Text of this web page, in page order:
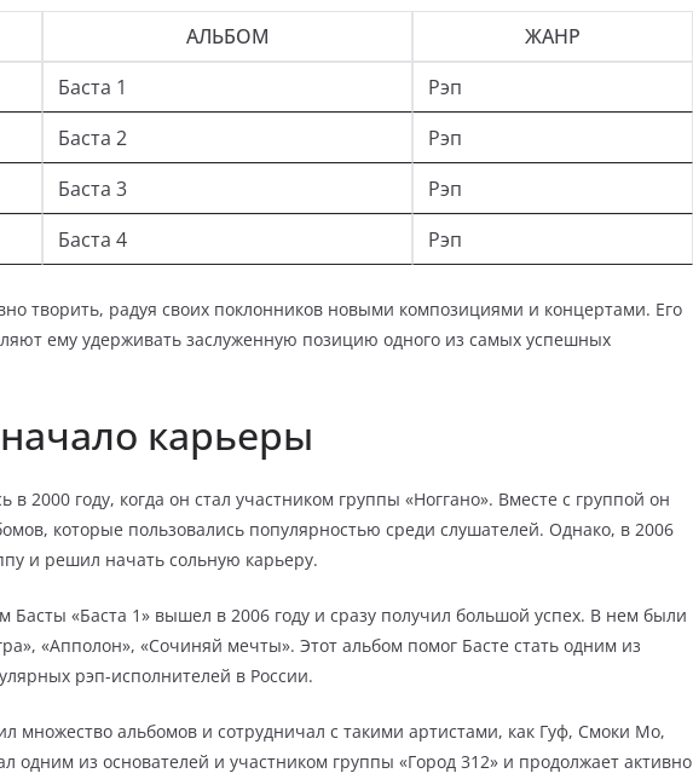
АЛЬБОМ
ЖАНР
Баста 1
Рэп
Баста 2
Рэп
Баста 3
Рэп
Баста 4 Рэп
творить, радуя своих поклонников новыми композициями и концертами. Его
ему удерживать заслуженную позицию одного из самых успешных
карьеры
в 2000 году, когда он стал участником группы «Ноггано». Вместе с группой он
которые пользовались популярностью среди слушателей. Однако, в 2006
и решил начать сольную карьеру.
Басты «Баста 1» вышел в 2006 году и сразу получил большой успех. В нем были
«Апполон», «Сочиняй мечты». Этот альбом помог Басте стать одним из
рэп-исполнителей в России.
множество альбомов и сотрудничал с такими артистами, как Гуф, Смоки Мо,
одним из основателей и участником группы «Город 312» и продолжает активно